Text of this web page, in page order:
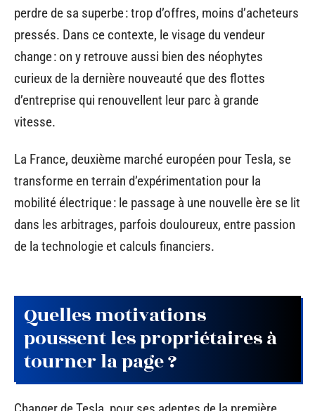
perdre de sa superbe : trop d’offres, moins d’acheteurs
pressés. Dans ce contexte, le visage du vendeur
change : on y retrouve aussi bien des néophytes
curieux de la dernière nouveauté que des flottes
d’entreprise qui renouvellent leur parc à grande
vitesse.
La France, deuxième marché européen pour Tesla, se
transforme en terrain d’expérimentation pour la
mobilité électrique : le passage à une nouvelle ère se lit
dans les arbitrages, parfois douloureux, entre passion
de la technologie et calculs financiers.
Quelles motivations
poussent les propriétaires à
tourner la page ?